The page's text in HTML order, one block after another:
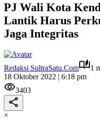
PJ Wali Kota
Lantik Harus
Jaga Integritas
Redaksi SultraSatu.Com
1
18 Oktober 2022 | 6:18 pm
3403
×